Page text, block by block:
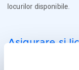
locurilor disponibile.
Asigurare si
Agentia Travel